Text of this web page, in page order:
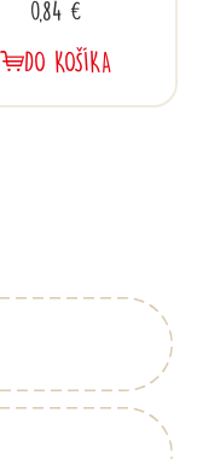
0,84 €
DO KOŠÍKA